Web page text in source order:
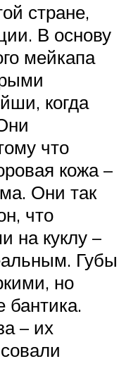
стране,
В основу
мейкапа
когда
что
кожа –
Они так
что
на куклу –
Губы
но
– их